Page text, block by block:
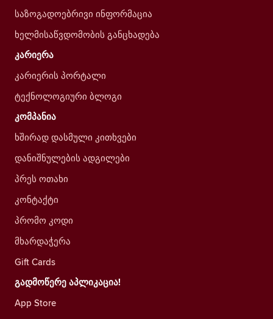
საზოგადოებრივი ინფორმაცია
ხელმისაწვდომობის განცხადება
კარიერა
კარიერის პორტალი
ტექნოლოგიური ბლოგი
კომპანია
ხშირად დასმული კითხვები
დანიშნულების ადგილები
პრეს ოთახი
კონტაქტი
პრომო კოდი
მხარდაჭერა
Gift Cards
გადმოწერე აპლიკაცია!
App Store